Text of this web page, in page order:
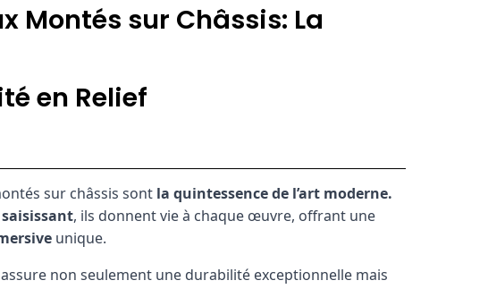
Montés sur Châssis: La
en Relief
sur châssis sont la quintessence de l’art moderne.
, ils donnent vie à chaque œuvre, offrant une
unique.
non seulement une durabilité exceptionnelle mais